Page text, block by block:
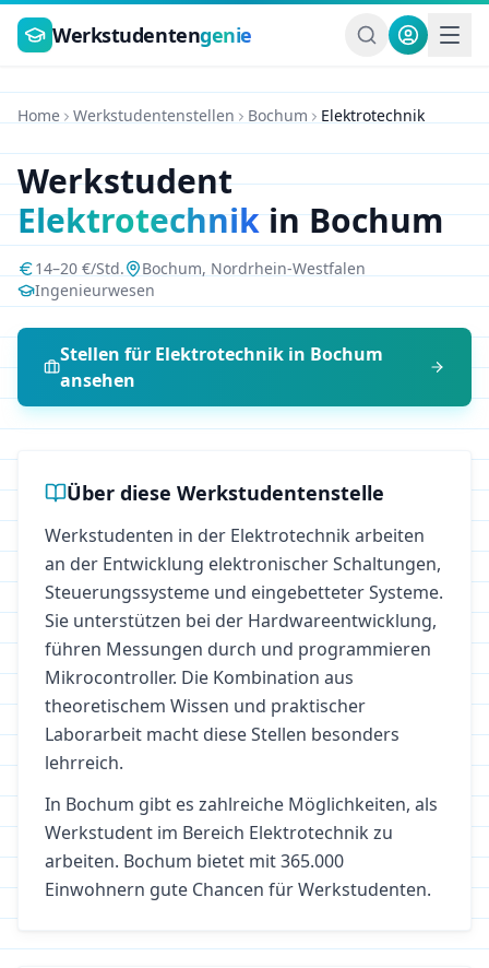
Zum Hauptinhalt springen
Werkstudentengenie
Home Werkstudentenstellen Bochum Elektrotechnik
Werkstudent
ElektrotechnikinBochum
14–20 €/Std. Bochum, Nordrhein-Westfalen
Ingenieurwesen
Stellen für Elektrotechnikin Bochum
ansehen
Über diese Werkstudentenstelle
Werkstudenten in der Elektrotechnik arbeiten
an der Entwicklung elektronischer Schaltungen,
Steuerungssysteme und eingebetteter Systeme.
Sie unterstützen bei der Hardwareentwicklung,
führen Messungen durch und programmieren
Mikrocontroller. Die Kombination aus
theoretischem Wissen und praktischer
Laborarbeit macht diese Stellen besonders
lehrreich.
In Bochum gibt es zahlreiche Möglichkeiten, als
Werkstudent im Bereich Elektrotechnik zu
arbeiten. Bochum bietet mit 365.000
Einwohnern gute Chancen für Werkstudenten.